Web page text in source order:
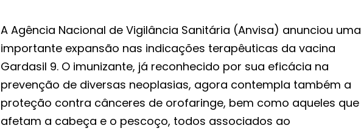
A Agência Nacional de Vigilância Sanitária (Anvisa) anunciou uma
importante expansão nas indicações terapêuticas da vacina
Gardasil 9. O imunizante, já reconhecido por sua eficácia na
prevenção de diversas neoplasias, agora contempla também a
proteção contra cânceres de orofaringe, bem como aqueles que
afetam a cabeça e o pescoço, todos associados ao